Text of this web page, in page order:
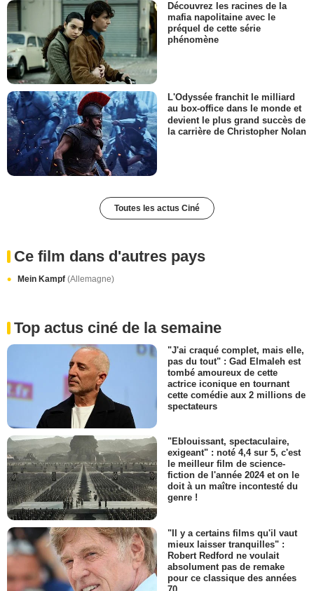
Découvrez les racines de la
mafia napolitaine avec le
préquel de cette série
phénomène
L'Odyssée franchit le milliard
au box-office dans le monde et
devient le plus grand succès de
la carrière de Christopher Nolan
Toutes les actus Ciné
Ce film dans d'autres pays
Mein Kampf (Allemagne)
Top actus ciné de la semaine
"J'ai craqué complet, mais elle,
pas du tout" : Gad Elmaleh est
tombé amoureux de cette
actrice iconique en tournant
cette comédie aux 2 millions de
spectateurs
"Eblouissant, spectaculaire,
exigeant" : noté 4,4 sur 5, c'est
le meilleur film de science-
fiction de l'année 2024 et on le
doit à un maître incontesté du
genre !
"Il y a certains films qu'il vaut
mieux laisser tranquilles" :
Robert Redford ne voulait
absolument pas de remake
pour ce classique des années